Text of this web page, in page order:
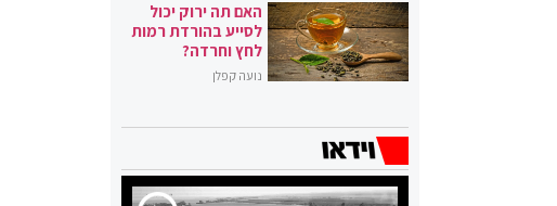
האם תה ירוק יכול
לסייע בהורדת רמות
לחץ וחרדה?
נועה קפלן